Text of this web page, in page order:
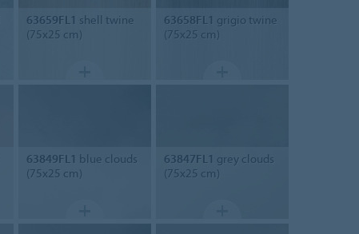
63659FL1 shell twine
(75x25 cm)
63658FL1 grigio twine
(75x25 cm)
63849FL1 blue clouds
(75x25 cm)
63847FL1 grey clouds
(75x25 cm)